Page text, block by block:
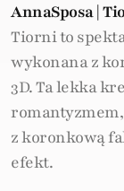
AnnaSposa |
Tiorni to
wykonana z
3D. Ta lekka
z koronkową
efekt.